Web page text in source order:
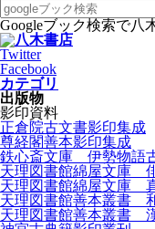
Googleブック検索で八
Twitter
Facebook
カテゴリ
出版物
影印資料
正倉院古文書影印集成
尊経閣善本影印集成
鉄心斎文庫 伊勢物語
天理図書館綿屋文庫
天理図書館綿屋文庫
天理図書館善本叢書
天理図書館善本叢書